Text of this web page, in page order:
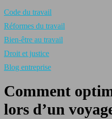
Code du travail
Réformes du travail
Bien-être au travail
Droit et justice
Blog entreprise
Comment
lors d’un